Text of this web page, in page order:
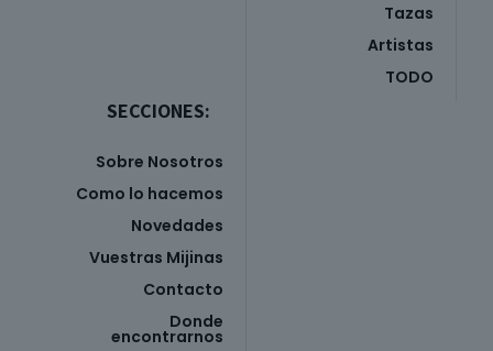
Tazas
Artistas
TODO
SECCIONES:
Sobre Nosotros
Como lo hacemos
Novedades
Vuestras Mijinas
Contacto
Donde
encontrarnos